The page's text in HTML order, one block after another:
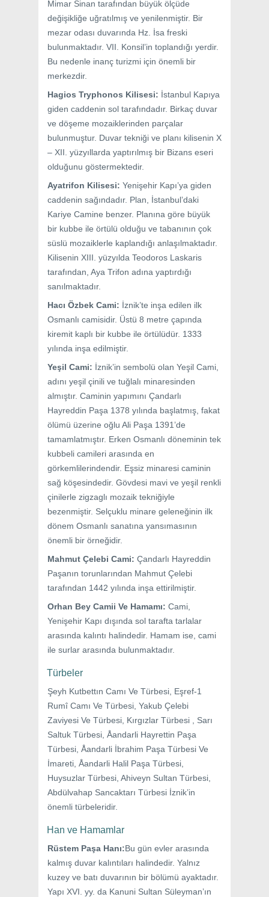
Mimar Sinan tarafından büyük ölçüde
değişikliğe uğratılmış ve yenilenmiştir. Bir
mezar odası duvarında Hz. İsa freski
bulunmaktadır. VII. Konsil’in toplandığı yerdir.
Bu nedenle inanç turizmi için önemli bir
merkezdir.
Hagios Tryphonos Kilisesi: İstanbul Kapıya
giden caddenin sol tarafındadır. Birkaç duvar
ve döşeme mozaiklerinden parçalar
bulunmuştur. Duvar tekniği ve planı kilisenin X
– XII. yüzyıllarda yaptırılmış bir Bizans eseri
olduğunu göstermektedir.
Ayatrifon Kilisesi: Yenişehir Kapı’ya giden
caddenin sağındadır. Plan, İstanbul’daki
Kariye Camine benzer. Planına göre büyük
bir kubbe ile örtülü olduğu ve tabanının çok
süslü mozaiklerle kaplandığı anlaşılmaktadır.
Kilisenin XIII. yüzyılda Teodoros Laskaris
tarafından, Aya Trifon adına yaptırdığı
sanılmaktadır.
Hacı Özbek Cami: İznik’te inşa edilen ilk
Osmanlı camisidir. Üstü 8 metre çapında
kiremit kaplı bir kubbe ile örtülüdür. 1333
yılında inşa edilmiştir.
Yeşil Cami: İznik’in sembolü olan Yeşil Cami,
adını yeşil çinili ve tuğlalı minaresinden
almıştır. Caminin yapımını Çandarlı
Hayreddin Paşa 1378 yılında başlatmış, fakat
ölümü üzerine oğlu Ali Paşa 1391’de
tamamlatmıştır. Erken Osmanlı döneminin tek
kubbeli camileri arasında en
görkemlilerindendir. Eşsiz minaresi caminin
sağ köşesindedir. Gövdesi mavi ve yeşil renkli
çinilerle zigzaglı mozaik tekniğiyle
bezenmiştir. Selçuklu minare geleneğinin ilk
dönem Osmanlı sanatına yansımasının
önemli bir örneğidir.
Mahmut Çelebi Cami: Çandarlı Hayreddin
Paşanın torunlarından Mahmut Çelebi
tarafından 1442 yılında inşa ettirilmiştir.
Orhan Bey Camii Ve Hamamı: Cami,
Yenişehir Kapı dışında sol tarafta tarlalar
arasında kalıntı halindedir. Hamam ise, cami
ile surlar arasında bulunmaktadır.
Türbeler
Şeyh Kutbettın Camı Ve Türbesi, Eşref-1
Rumî Camı Ve Türbesi, Yakub Çelebi
Zaviyesi Ve Türbesi, Kırgızlar Türbesi , Sarı
Saltuk Türbesi, Åandarli Hayrettin Paşa
Türbesi, Åandarli İbrahim Paşa Türbesi Ve
İmareti, Åandarli Halil Paşa Türbesi,
Huysuzlar Türbesi, Ahiveyn Sultan Türbesi,
Abdülvahap Sancaktarı Türbesi İznik’in
önemli türbeleridir.
Han ve Hamamlar
Rüstem Paşa Hanı:Bu gün evler arasında
kalmış duvar kalıntıları halindedir. Yalnız
kuzey ve batı duvarının bir bölümü ayaktadır.
Yapı XVI. yy. da Kanuni Sultan Süleyman’ın